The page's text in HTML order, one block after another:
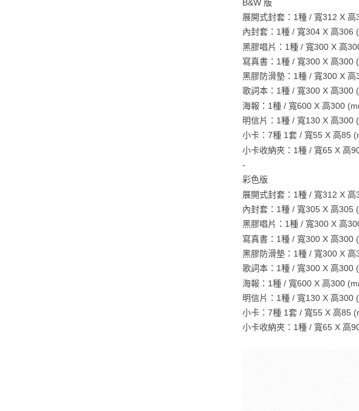
B&W 版
展開式封套：1種 / 寬312 X
內封套：1種 / 寬304 X 高306
黑膠唱片：1種 / 寬300 X 高
寫真書：1種 / 寬300 X 高300
黑膠防滑墊：1種 / 寬300 X 高
歌詞本：1種 / 寬300 X 高300
海報：1種 / 寬600 X 高300
明信片：1種 / 寬130 X 高300
小卡：7種 1套 / 寬55 X 高85
小卡收納夾：1種 / 寬65 X 高
-
彩色版
展開式封套：1種 / 寬312 X
內封套：1種 / 寬305 X 高305
黑膠唱片：1種 / 寬300 X 高
寫真書：1種 / 寬300 X 高300
黑膠防滑墊：1種 / 寬300 X 高
歌詞本：1種 / 寬300 X 高300
海報：1種 / 寬600 X 高300
明信片：1種 / 寬130 X 高300
小卡：7種 1套 / 寬55 X 高85
小卡收納夾：1種 / 寬65 X 高